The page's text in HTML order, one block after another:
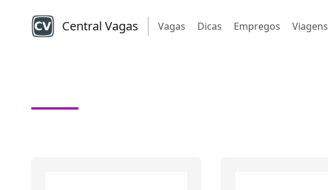
Central Vagas Vagas Dicas Empregos Viagens